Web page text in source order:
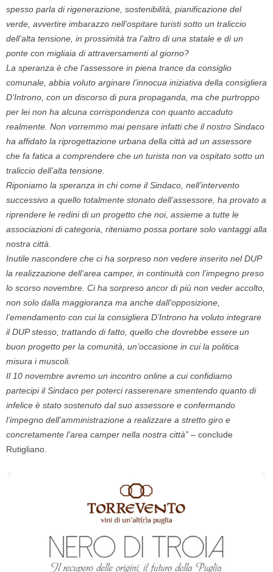
spesso parla di rigenerazione, sostenibilità, pianificazione del
verde, avvertire imbarazzo nell’ospitare turisti sotto un traliccio
dell’alta tensione, in prossimità tra l’altro di una statale e di un
ponte con migliaia di attraversamenti al giorno?
La speranza è che l’assessore in piena trance da consiglio
comunale, abbia voluto arginare l’innocua iniziativa della consigliera
D’Introno, con un discorso di pura propaganda, ma che purtroppo
per lei non ha alcuna corrispondenza con quanto accaduto
realmente. Non vorremmo mai pensare infatti che il nostro Sindaco
ha affidato la riprogettazione urbana della città ad un assessore
che fa fatica a comprendere che un turista non va ospitato sotto un
traliccio dell’alta tensione.
Riponiamo la speranza in chi come il Sindaco, nell’intervento
successivo a quello totalmente stonato dell’assessore, ha provato a
riprendere le redini di un progetto che noi, assieme a tutte le
associazioni di categoria, riteniamo possa portare solo vantaggi alla
nostra città.
Inutile nascondere che ci ha sorpreso non vedere inserito nel DUP
la realizzazione dell’area camper, in continuità con l’impegno preso
lo scorso novembre. Ci ha sorpreso ancor di più non veder accolto,
non solo dalla maggioranza ma anche dall’opposizione,
l’emendamento con cui la consigliera D’Introno ha voluto integrare
il DUP stesso, trattando di fatto, quello che dovrebbe essere un
buon progetto per la comunità, un’occasione in cui la politica
misura i muscoli.
Il 10 novembre avremo un incontro online a cui confidiamo
partecipi il Sindaco per poterci rasserenare smentendo quanto di
infelice è stato sostenuto dal suo assessore e confermando
l’impegno dell’amministrazione a realizzare a stretto giro e
concretamente l’area camper nella nostra città” – conclude
Rutigliano.